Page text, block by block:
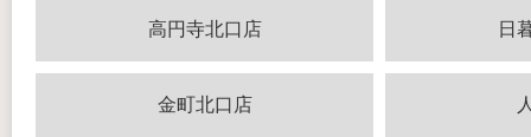
高円寺北口店 日
金町北口店